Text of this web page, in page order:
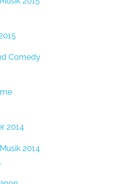
Comedy
2014
2014